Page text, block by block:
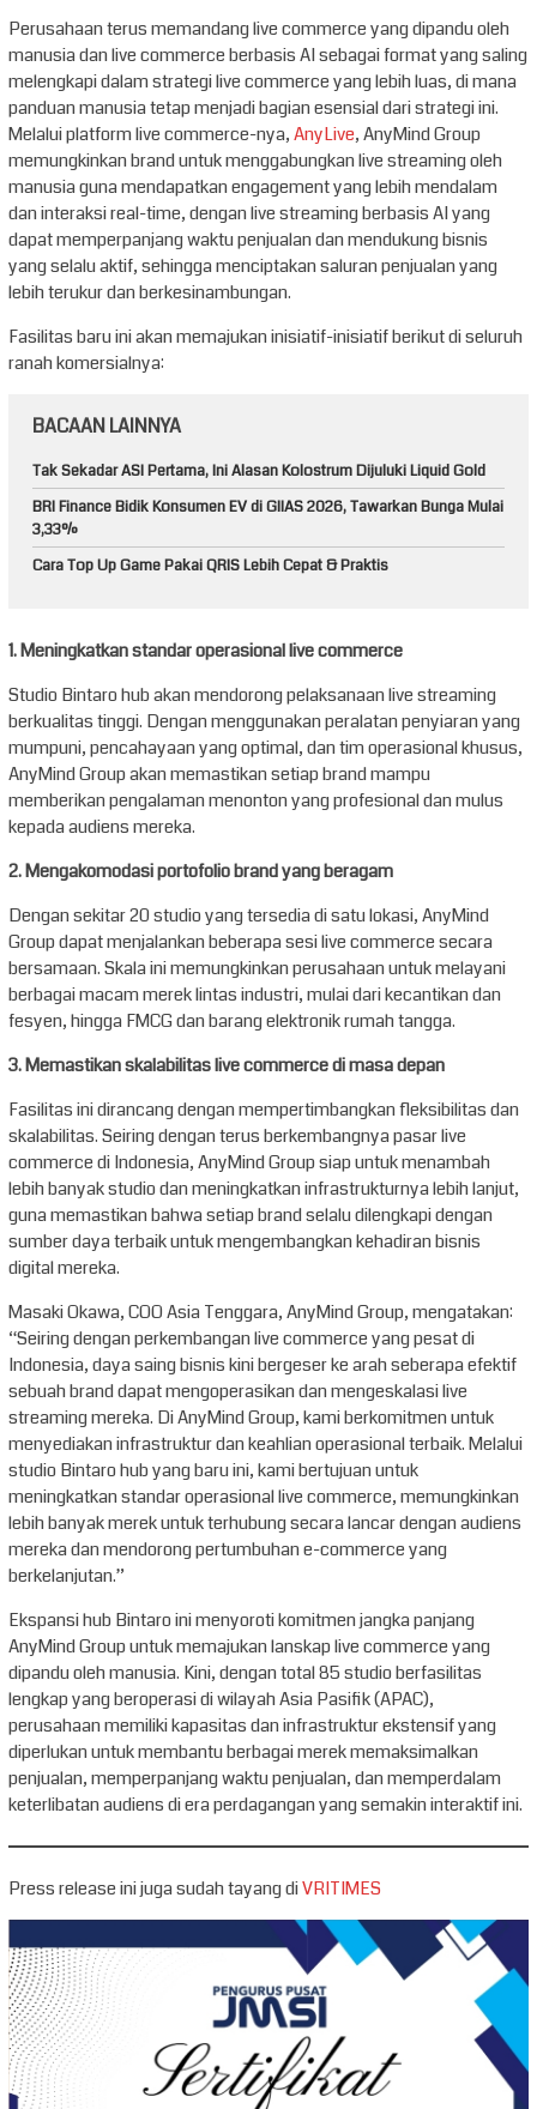
Perusahaan terus memandang live commerce yang dipandu oleh
manusia dan live commerce berbasis AI sebagai format yang saling
melengkapi dalam strategi live commerce yang lebih luas, di mana
panduan manusia tetap menjadi bagian esensial dari strategi ini.
Melalui platform live commerce-nya,AnyLive, AnyMind Group
memungkinkan brand untuk menggabungkan live streaming oleh
manusia guna mendapatkan engagement yang lebih mendalam
dan interaksi real-time, dengan live streaming berbasis AI yang
dapat memperpanjang waktu penjualan dan mendukung bisnis
yang selalu aktif, sehingga menciptakan saluran penjualan yang
lebih terukur dan berkesinambungan.
Fasilitas baru ini akan memajukan inisiatif-inisiatif berikut di seluruh
ranah komersialnya:
BACAAN LAINNYA
Tak Sekadar ASI Pertama, Ini Alasan Kolostrum Dijuluki Liquid Gold
BRI Finance Bidik Konsumen EV di GIIAS 2026, Tawarkan Bunga Mulai
3,33%
Cara Top Up Game Pakai QRIS Lebih Cepat & Praktis
1. Meningkatkan standar operasional live commerce
Studio Bintaro hub akan mendorong pelaksanaan live streaming
berkualitas tinggi. Dengan menggunakan peralatan penyiaran yang
mumpuni, pencahayaan yang optimal, dan tim operasional khusus,
AnyMind Group akan memastikan setiap brand mampu
memberikan pengalaman menonton yang profesional dan mulus
kepada audiens mereka.
2. Mengakomodasi portofolio brand yang beragam
Dengan sekitar 20 studio yang tersedia di satu lokasi, AnyMind
Group dapat menjalankan beberapa sesi live commerce secara
bersamaan. Skala ini memungkinkan perusahaan untuk melayani
berbagai macam merek lintas industri, mulai dari kecantikan dan
fesyen, hingga FMCG dan barang elektronik rumah tangga.
3. Memastikan skalabilitas live commerce di masa depan
Fasilitas ini dirancang dengan mempertimbangkan fleksibilitas dan
skalabilitas. Seiring dengan terus berkembangnya pasar live
commerce di Indonesia, AnyMind Group siap untuk menambah
lebih banyak studio dan meningkatkan infrastrukturnya lebih lanjut,
guna memastikan bahwa setiap brand selalu dilengkapi dengan
sumber daya terbaik untuk mengembangkan kehadiran bisnis
digital mereka.
Masaki Okawa, COO Asia Tenggara, AnyMind Group, mengatakan:
“Seiring dengan perkembangan live commerce yang pesat di
Indonesia, daya saing bisnis kini bergeser ke arah seberapa efektif
sebuah brand dapat mengoperasikan dan mengeskalasi live
streaming mereka. Di AnyMind Group, kami berkomitmen untuk
menyediakan infrastruktur dan keahlian operasional terbaik. Melalui
studio Bintaro hub yang baru ini, kami bertujuan untuk
meningkatkan standar operasional live commerce, memungkinkan
lebih banyak merek untuk terhubung secara lancar dengan audiens
mereka dan mendorong pertumbuhan e-commerce yang
berkelanjutan.”
Ekspansi hub Bintaro ini menyoroti komitmen jangka panjang
AnyMind Group untuk memajukan lanskap live commerce yang
dipandu oleh manusia. Kini, dengan total 85 studio berfasilitas
lengkap yang beroperasi di wilayah Asia Pasifik (APAC),
perusahaan memiliki kapasitas dan infrastruktur ekstensif yang
diperlukan untuk membantu berbagai merek memaksimalkan
penjualan, memperpanjang waktu penjualan, dan memperdalam
keterlibatan audiens di era perdagangan yang semakin interaktif ini.
Press release ini juga sudah tayang diVRITIMES